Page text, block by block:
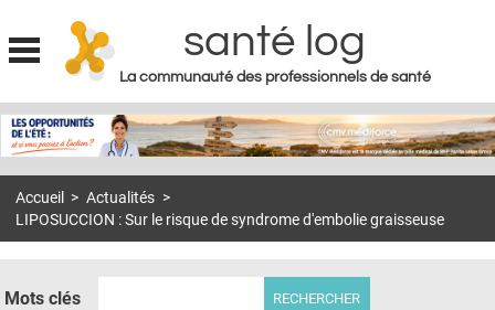
Jump to navigation
santé log
La communauté des professionnels de santé
MON COMPTE
S'ABONNER À LA REVUE SOIN À DOMICILE
DOSSIERS
Accueil > Actualités >
LIPOSUCCION : Sur le risque de syndrome d'embolie graisseuse
Mots clés